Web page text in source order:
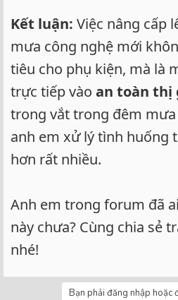
Kết luận: Việc nâng cấp
mưa công nghệ mới
tiêu cho phụ kiện, mà là
trực tiếp vào an toàn thị
trong vắt trong đêm
anh em xử lý tình huống
hơn rất nhiều.
Anh em trong forum đã
này chưa? Cùng chia sẻ
nhé!
Bạn phải đăng nhập hoặc